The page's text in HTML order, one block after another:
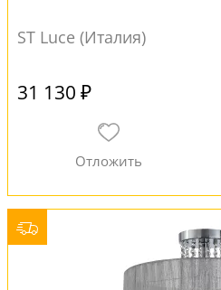
ST Luce (Италия)
31 130 ₽